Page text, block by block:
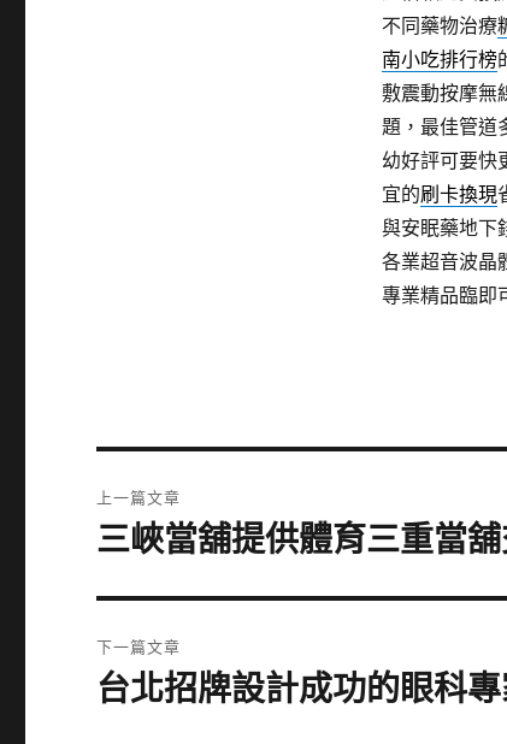
不同藥物治療
南小吃排行榜
敷震動按摩無
題，最佳管道
幼好評可要快
宜的刷卡換現
與安眠藥地下
各業超音波晶
專業精品臨即
章
上一篇文章
上
篇
文
章:
三峽當舖提供體育三重當
下一篇文章
下
台北招牌設計成功的眼科